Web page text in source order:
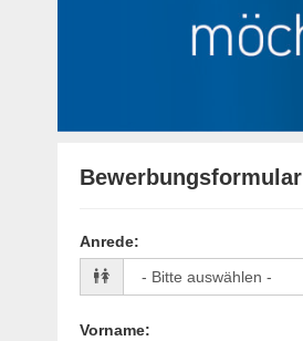
Bewerbungsformular
Anrede:
Vorname: